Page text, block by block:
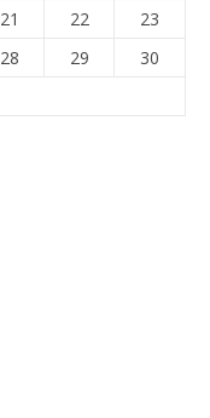
21 22
23
28 29
30